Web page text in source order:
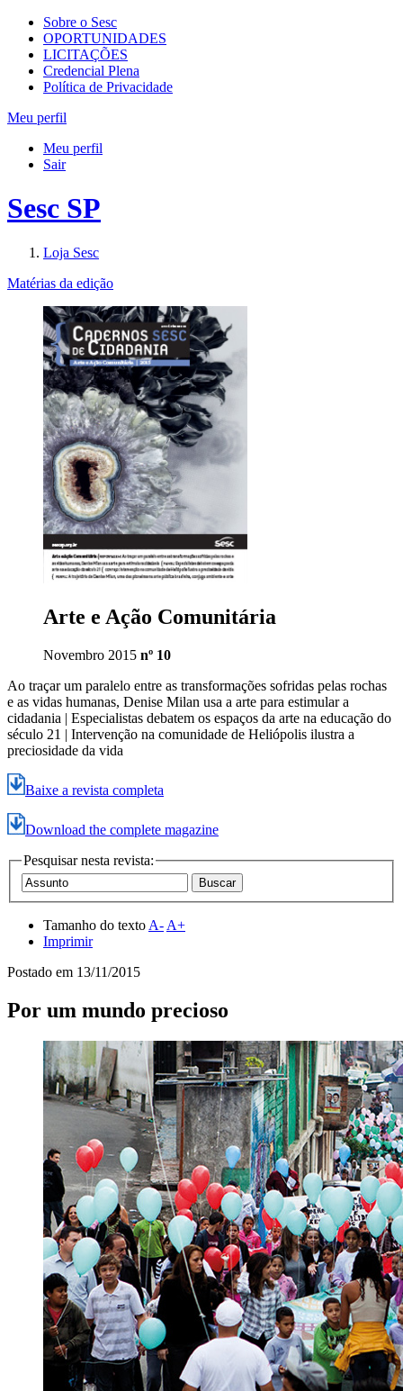
Sobre o Sesc
OPORTUNIDADES
LICITAÇÕES
Credencial Plena
Política de Privacidade
Meu perfil
Meu perfil
Sair
Sesc SP
Loja Sesc
Matérias da edição
Arte e Ação Comunitária
Novembro 2015 nº 10
Ao traçar um paralelo entre as transformações sofridas pelas rochas
e as vidas humanas, Denise Milan usa a arte para estimular a
cidadania | Especialistas debatem os espaços da arte na educação do
século 21 | Intervenção na comunidade de Heliópolis ilustra a
preciosidade da vida
Baixe a revista completa
Download the complete magazine
Pesquisar nesta revista:
Tamanho do texto A- A+
Imprimir
Postado em 13/11/2015
Por um mundo precioso